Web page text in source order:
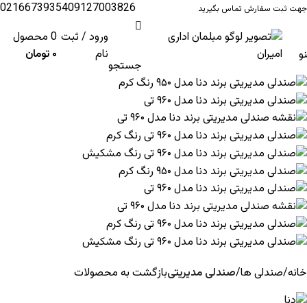
جهت ثبت سفارش تماس بگیرید 09127003826
02166739354
جستجو
ورود / ثبت
نام
0 محصول
۰ تومان
خانه صندلی ها صندلی مدیریتیبازگشت به محصولات